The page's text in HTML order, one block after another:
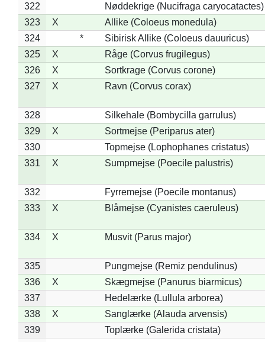
322
Nøddekrige (Nucifraga caryocatactes)
323
X
Allike (Coloeus monedula)
324
*
Sibirisk Allike (Coloeus dauuricus)
325
X
Råge (Corvus frugilegus)
326
X
Sortkrage (Corvus corone)
327
X Ravn (Corvus corax)
328
Silkehale (Bombycilla garrulus)
329
X
Sortmejse (Periparus ater)
330
Topmejse (Lophophanes cristatus)
331
X Sumpmejse (Poecile palustris)
332
Fyrremejse (Poecile montanus)
333
X Blåmejse (Cyanistes caeruleus)
334 X Musvit (Parus major)
335
Pungmejse (Remiz pendulinus)
336
X
Skægmejse (Panurus biarmicus)
337
Hedelærke (Lullula arborea)
338
X
Sanglærke (Alauda arvensis)
339
Toplærke (Galerida cristata)